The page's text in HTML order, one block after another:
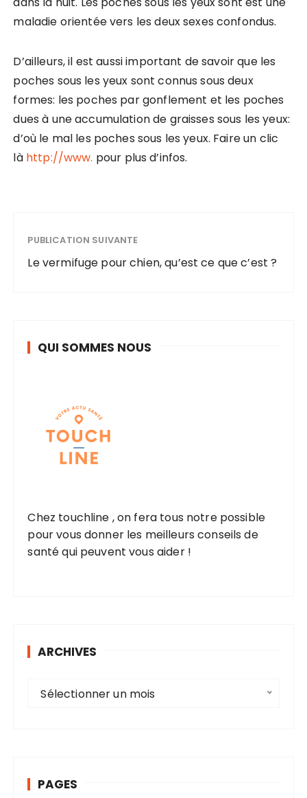
maladie orientée vers les deux sexes confondus.
D’ailleurs, il est aussi important de savoir que les
poches sous les yeux sont connus sous deux
formes: les poches par gonflement et les poches
dues à une accumulation de graisses sous les yeux:
d’où le mal les poches sous les yeux. Faire un clic
là http://www. pour plus d’infos.
PUBLICATION SUIVANTE
Le vermifuge pour chien, qu’est ce que c’est ?
QUI SOMMES NOUS
Chez touchline , on fera tous notre possible
pour vous donner les meilleurs conseils de
santé qui peuvent vous aider !
ARCHIVES
e
Sélectionner un mois
PAGES